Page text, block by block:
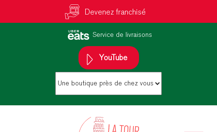
Devenez franchisé
Service de livraisons
YouTube